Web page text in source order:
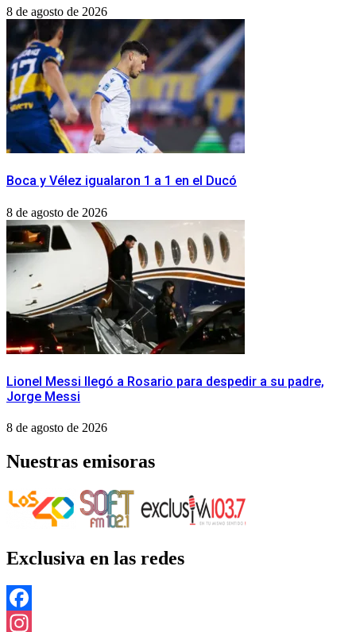
8 de agosto de 2026
Boca y Vélez igualaron 1 a 1 en el Ducó
8 de agosto de 2026
Lionel Messi llegó a Rosario para despedir a su padre,
Jorge Messi
8 de agosto de 2026
Nuestras emisoras
Exclusiva en las redes
Facebook